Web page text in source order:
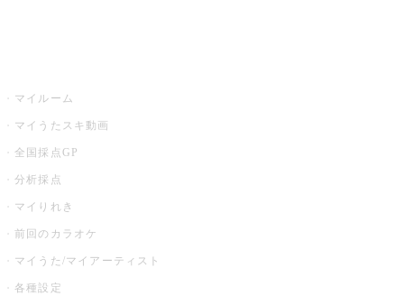
マイルーム
マイうたスキ動画
全国採点GP
分析採点
マイりれき
前回のカラオケ
マイうた/マイアーティスト
各種設定